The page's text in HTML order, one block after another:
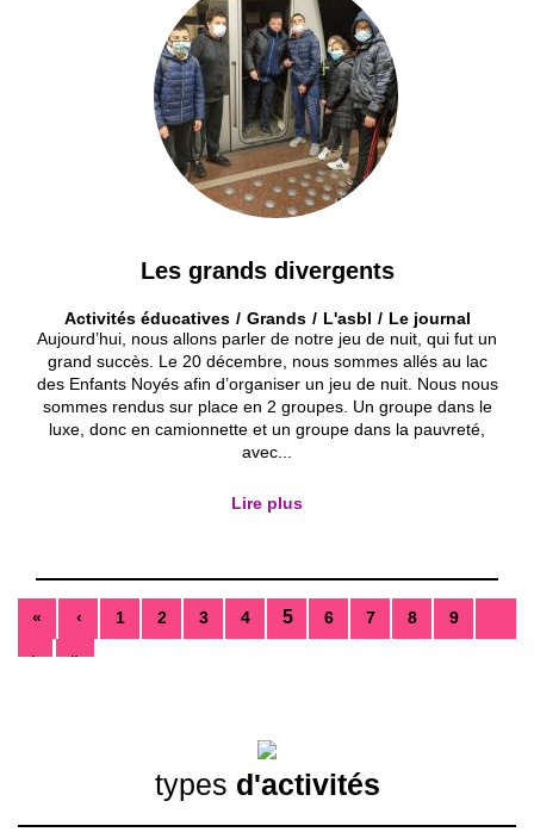
types d'activités
Les grands divergents
Activités éducatives Grands L'asbl
Le journal
Aujourd’hui, nous allons parler de notre jeu de nuit, qui fut un
grand succès. Le 20 décembre, nous sommes allés au lac
des Enfants Noyés afin d’organiser un jeu de nuit. Nous nous
sommes rendus sur place en 2 groupes. Un groupe dans le
luxe, donc en camionnette et un groupe dans la pauvreté,
avec...
Lire plus
« ‹ 1 2 3 4 5 6 7 8 9
› »